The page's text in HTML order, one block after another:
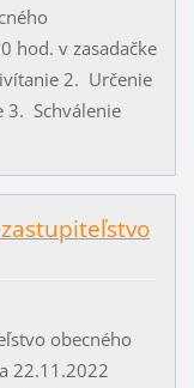
hod. v zasadačke
2. Určenie
3. Schválenie
obecného
22.11.2022